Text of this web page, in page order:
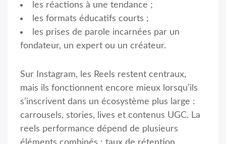
les réactions à une tendance ;
les formats éducatifs courts ;
les prises de parole incarnées par un
fondateur, un expert ou un créateur.
Sur Instagram, les Reels restent centraux,
mais ils fonctionnent encore mieux lorsqu’ils
s’inscrivent dans un écosystème plus large :
carrousels, stories, lives et contenus UGC. La
reels performance dépend de plusieurs